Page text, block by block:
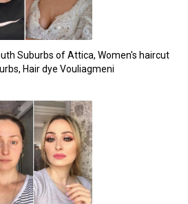
Suburbs of Attica, Women's haircut
Hair dye Vouliagmeni